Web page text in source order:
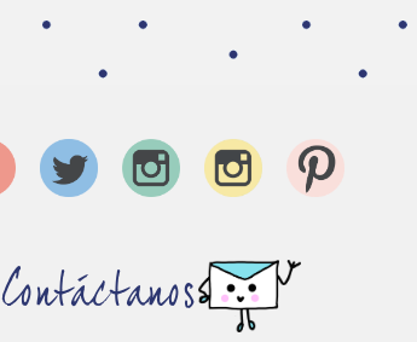
Contáctanos